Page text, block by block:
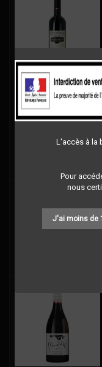
L'accès à la
Pour
nous
J'ai moins de